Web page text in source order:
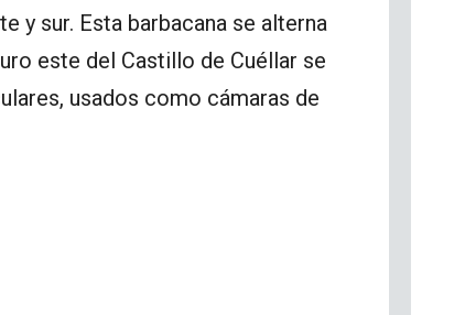
y sur. Esta barbacana se alterna
este del Castillo de Cuéllar se
usados como cámaras de